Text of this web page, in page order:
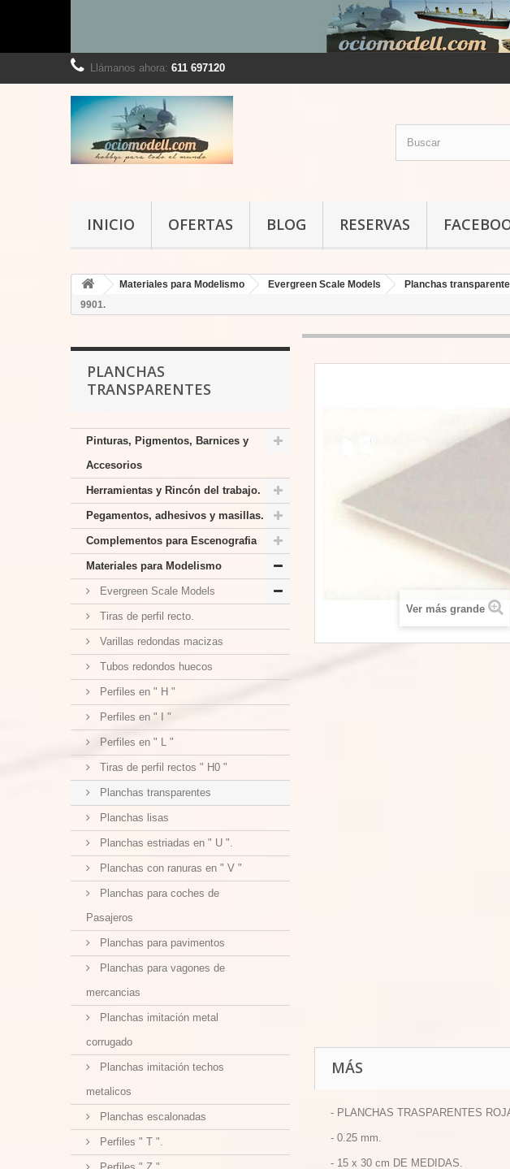
Llámanos ahora: 611 697120
INICIO OFERTAS BLOG RESERVAS
Materiales para Modelismo Evergreen Scale Models Planchas
9901.
PLANCHAS
TRANSPARENTES
Pinturas, Pigmentos, Barnices y
Accesorios
Herramientas y Rincón del trabajo.
Pegamentos, adhesivos y masillas.
Complementos para Escenografia
Materiales para Modelismo
Evergreen Scale Models
Tiras de perfil recto.
Varillas redondas macizas
Tubos redondos huecos
Perfiles en " H "
Perfiles en " I "
Perfiles en " L "
Tiras de perfil rectos " H0 "
Planchas transparentes
Planchas lisas
Planchas estriadas en " U ".
Planchas con ranuras en " V "
Planchas para coches de
Pasajeros
Planchas para pavimentos
Planchas para vagones de
mercancias
Planchas imitación metal
corrugado
Planchas imitación techos
metalicos
Planchas escalonadas
Perfiles " T ".
Ver más grande
MÁS
- PLANCHAS TRASPARENTES
- 0.25 mm.
- 15 x 30 cm DE MEDIDAS.